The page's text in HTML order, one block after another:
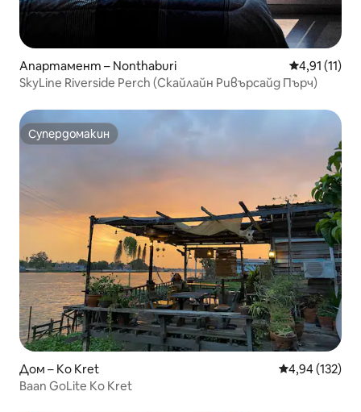
Апартамент – Nonthaburi Средна
4,91 (11)
SkyLine Riverside Perch (Скайлайн Ривърсайд Пърч)
Супердомакин
Супердомакин
Дом – Ko Kret Средна
4,94 (132)
Baan GoLite Ko Kret